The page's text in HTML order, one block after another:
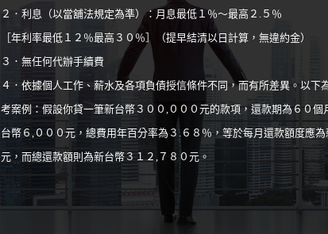
２．利息（以當舖法規定為準）：月息最低１％～最高２.５％
［年利率最低１２％最高３０％］（提早結清以日計算，無違約金）
３．無任何代辦手續費
４．依據個人工作、薪水及各項負債授信條件不同，而有所差異。以下
考案例：假設你貸一筆新台幣３００,０００元的款項，還款期為６０個
台幣６,０００元，總費用年百分率為３.６８％，等於每月還款額度應為
元，而總還款額則為新台幣３１２,７８０元。